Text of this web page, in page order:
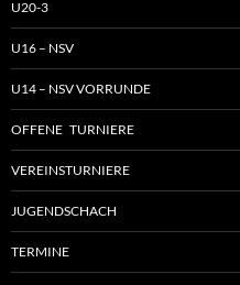
U20-3
U16 – NSV
U14 – NSV VORRUNDE
OFFENE TURNIERE
VEREINSTURNIERE
JUGENDSCHACH
TERMINE